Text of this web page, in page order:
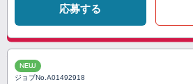
応募する
NEW
ジョブNo.A01492918